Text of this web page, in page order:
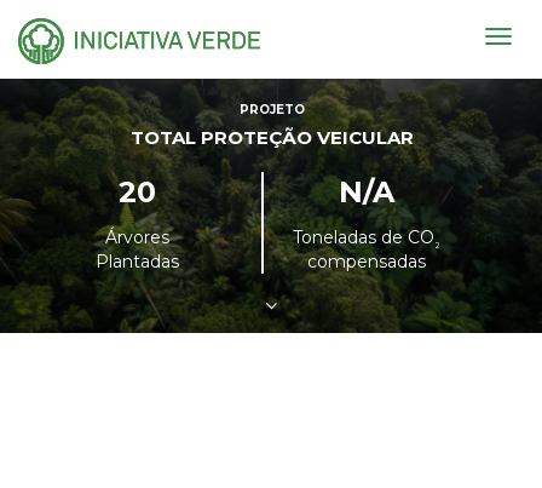
PROJETO
TOTAL PROTEÇÃO VEICULAR
20
Árvores
Plantadas
N/A
Toneladas de CO²
compensadas